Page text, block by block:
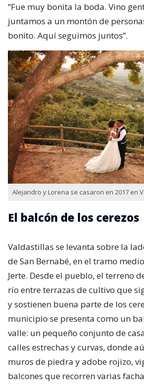
“Fue muy bonita la boda. Vino
juntamos a un montón de
bonito. Aquí seguimos juntos”.
Alejandro y Lorena se casaron en 2017 en
El balcón de los cerezos
Valdastillas se levanta sobre la
de San Bernabé, en el tramo
Jerte. Desde el pueblo, el terreno
río entre terrazas de cultivo que
y sostienen buena parte de los
municipio se presenta como un
valle: un pequeño conjunto de
calles estrechas y curvas, donde
muros de piedra y adobe rojizo,
balcones que recorren varias